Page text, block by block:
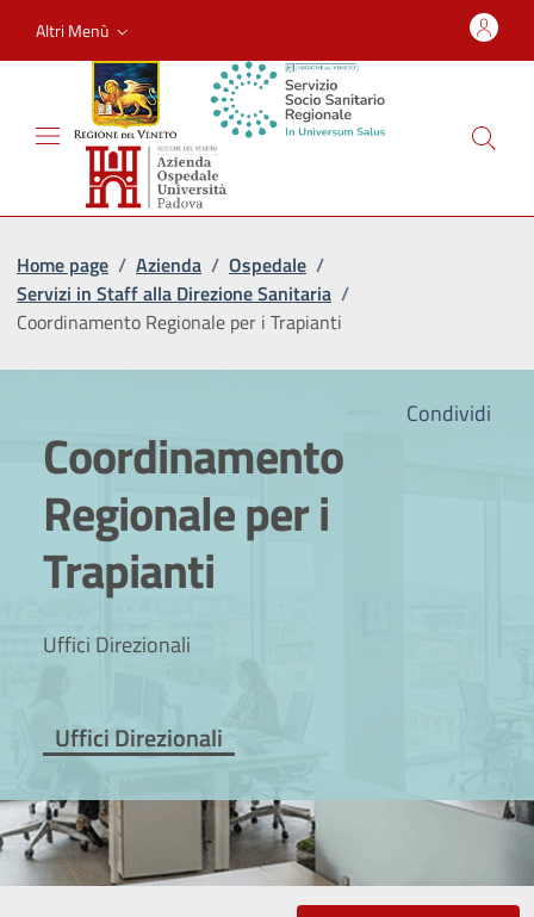
Altri Menù
Home page / Azienda / Ospedale /
Servizi in Staff alla Direzione Sanitaria /
Coordinamento Regionale per i Trapianti
Condividi
Coordinamento
Regionale per i
Trapianti
Uffici Direzionali
Uffici Direzionali